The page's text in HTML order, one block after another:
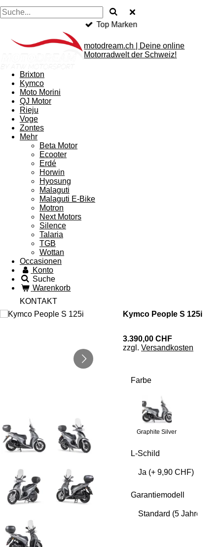
Top Marken
motodream.ch | Deine online
Motorradwelt der Schweiz!
Brixton
Kymco
Moto Morini
QJ Motor
Rieju
Voge
Zontes
Mehr
Beta Motor
Ecooter
Erdé
Horwin
Hyosung
Malaguti
Malaguti E-Bike
Motron
Next Motors
Silence
Talaria
TGB
Wottan
Occasionen
Konto
Suche
Warenkorb
KONTAKT
Kymco People S 125i
3.390,00 CHF
zzgl. Versandkosten
Farbe
Graphite Silver
L-Schild
Garantiemodell